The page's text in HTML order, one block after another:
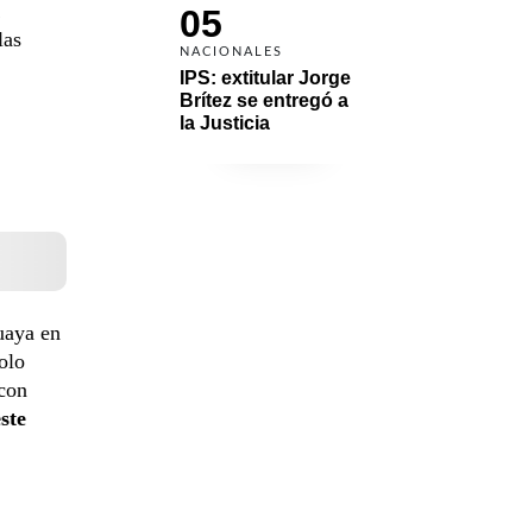
05
NACIONALES
IPS: extitular Jorge
Brítez se entregó a
la Justicia
en